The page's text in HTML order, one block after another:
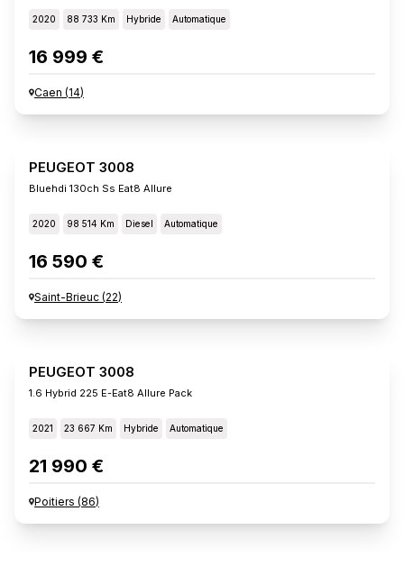
2020 88 733 Km Hybride Automatique
16 999 €
Caen (14)
PEUGEOT 3008
Bluehdi 130ch Ss Eat8 Allure
2020 98 514 Km Diesel Automatique
16 590 €
Saint-Brieuc (22)
PEUGEOT 3008
1.6 Hybrid 225 E-Eat8 Allure Pack
2021 23 667 Km Hybride Automatique
21 990 €
Poitiers (86)